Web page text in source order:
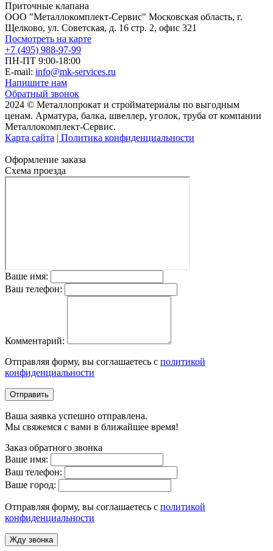
Приточные клапана
ООО "Металлокомплект-Сервис" Московская область, г.
Щелково, ул. Советская, д. 16 стр. 2, офис 321
Посмотреть на карте
+7 (495) 988-97-99
ПН-ПТ 9:00-18:00
E-mail: info@mk-services.ru
Напишите нам
Обратный звонок
2024 © Металлопрокат и стройматериалы по выгодным
ценам. Арматура, балка, швеллер, уголок, труба от компании
Металлокомплект-Сервис.
Карта сайта | Политика конфиденциальности
Оформление заказа
Схема проезда
Ваше имя:
Ваш телефон:
Комментарий:
Отправляя форму, вы соглашаетесь с политикой
конфиденциальности
Отправить
Ваша заявка успешно отправлена.
Мы свяжемся с вами в ближайшее время!
Заказ обратного звонка
Ваше имя:
Ваш телефон:
Ваше город:
Отправляя форму, вы соглашаетесь с политикой
конфиденциальности
Жду звонка